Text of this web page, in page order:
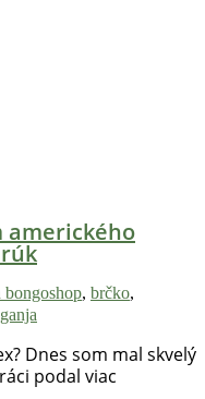
amerického
bongoshop, brčko,
ganja
Dnes som mal skvelý
podal viac